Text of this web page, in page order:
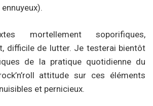
mortellement soporifiques,
difficile de lutter. Je testerai bientôt
de la pratique quotidienne du
attitude sur ces éléments
et pernicieux.